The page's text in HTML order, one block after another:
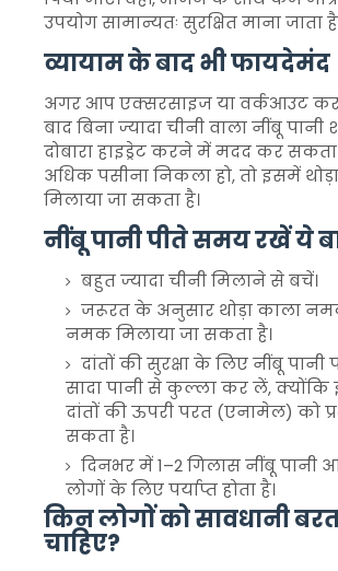
उपयोग सामान्यतः सुरक्षित माना जाता
व्यायाम के बाद भी फायदेमंद
अगर आप एक्सरसाइज या वर्कआउट
बाद बिना ज्यादा चीनी वाला नींबू पानी
दोबारा हाइड्रेट करने में मदद कर
अधिक पसीना निकला हो, तो इसमें
मिलाया जा सकता है।
नींबू पानी पीते समय रखें ये
बहुत ज्यादा चीनी मिलाने से बचें।
जरूरत के अनुसार थोड़ा काला
नमक मिलाया जा सकता है।
दांतों की सुरक्षा के लिए नींबू पानी
सादा पानी से कुल्ला कर लें,
दांतों की ऊपरी परत (एनामेल) को
सकता है।
दिनभर में 1–2 गिलास नींबू पानी
लोगों के लिए पर्याप्त होता है।
किन लोगों को सावधानी
चाहिए?